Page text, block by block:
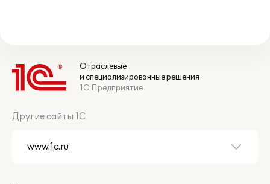
Отраслевые
и специализированные решения
1С:Предприятие
Другие сайты 1С